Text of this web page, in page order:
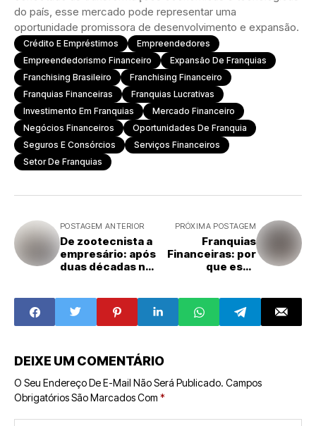
do país, esse mercado pode representar uma
oportunidade promissora de desenvolvimento e expansão.
Crédito E Empréstimos
Empreendedores
Empreendedorismo Financeiro
Expansão De Franquias
Franchising Brasileiro
Franchising Financeiro
Franquias Financeiras
Franquias Lucrativas
Investimento Em Franquias
Mercado Financeiro
Negócios Financeiros
Oportunidades De Franquia
Seguros E Consórcios
Serviços Financeiros
Setor De Franquias
POSTAGEM ANTERIOR
De zootecnista a
empresário: após
duas décadas no
supera R$ 1
milhão em
faturamento com
estética
PRÓXIMA POSTAGEM
Franquias
Financeiras: por
que esse
empreendedores
DEIXE UM COMENTÁRIO
O Seu Endereço De E-Mail Não Será Publicado. Campos
Obrigatórios São Marcados Com *